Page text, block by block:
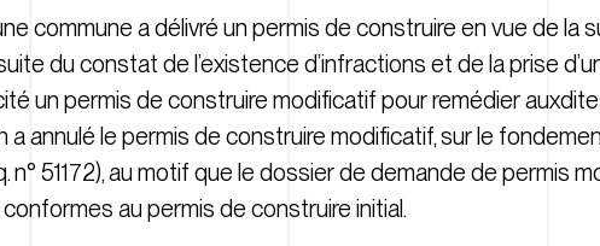
commune a délivré un permis de construire en vue de la
suite du constat de l’existence d’infractions et de la prise
un permis de construire modificatif pour remédier
a annulé le permis de construire modificatif, sur le
n° 51172), au motif que le dossier de demande de permis
au permis de construire initial.